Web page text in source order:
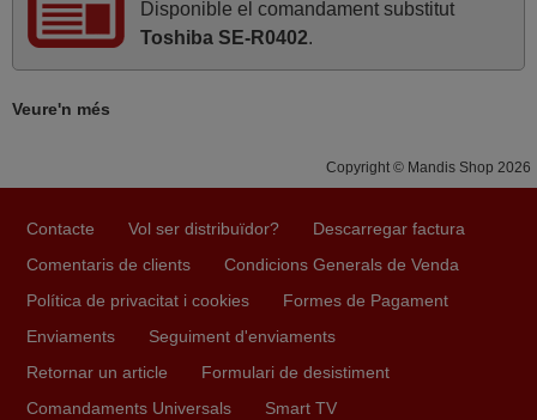
bona tarda, comanda, servei i recollida, menys de 24h.
impecable, bona feina, felicitats. salutacions,
Josep,
Disponible el comandament substitut
Toshiba SE-R0402.
Veure'n més
Copyright © Mandis Shop 2026
Contacte Vol ser distribuïdor?
Descarregar factura
Comentaris de clients
Condicions Generals de Venda
Política de privacitat i cookies
Formes de Pagament
Enviaments
Seguiment d'enviaments
Retornar un article
Formulari de desistiment
Comandaments Universals
Smart TV